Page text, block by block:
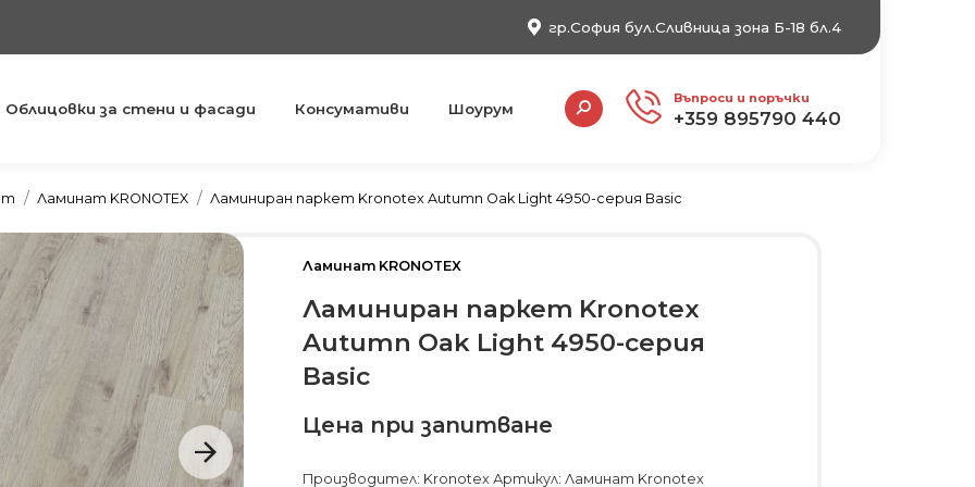
гр.София бул.Сливница зона Б-18 бл.4
Облицовки за стени и фасади Консумативи Шоурум
Search: Въпроси и поръчки
+359 895790 440
You are here:
Ламинат KRONOTEX Ламиниран паркет Kronotex Autumn Oak Light 4950-серия Basic
Ламинат KRONOTEX
Ламиниран паркет Kronotex
Autumn Oak Light 4950-серия
Basic
Цена при запитване
Производител: Kronotex Артикул: Ламинат Kronotex